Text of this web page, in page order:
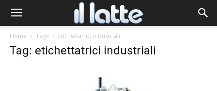
Home Tags Etichettatrici industriali
Tag: etichettatrici industriali